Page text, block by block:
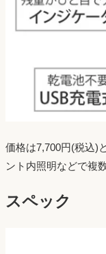
価格は7,700円(税込)
ント内照明などで複
スペック